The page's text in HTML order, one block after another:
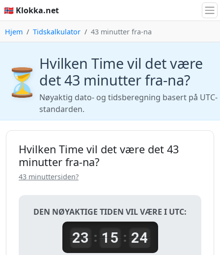
🇳🇴 Klokka.net
Hjem Tidskalkulator 43 minutter fra-na
⏳ Hvilken Time vil det være
det 43 minutter fra-na?
Nøyaktig dato- og tidsberegning basert på UTC-
standarden.
Hvilken Time vil det være det 43
minutter fra-na?
43 minuttersiden?
DEN NØYAKTIGE TIDEN VIL VÆRE I UTC:
23: 15: 24